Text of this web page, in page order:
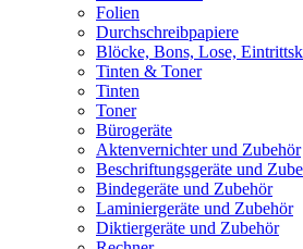
Folien
Durchschreibpapiere
Blöcke, Bons, Lose,
Tinten & Toner
Tinten
Toner
Bürogeräte
Aktenvernichter und Zubehör
Beschriftungsgeräte und
Bindegeräte und Zubehör
Laminiergeräte und Zubehör
Diktiergeräte und Zubehör